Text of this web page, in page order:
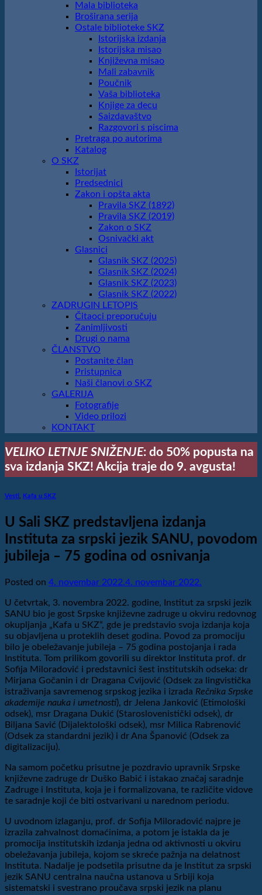
Mala biblioteka
Broširana serija
Ostale biblioteke SKZ
Istorijska izdanja
Istorijska misao
Književna misao
Mali zabavnik
Poučnik
Vaša biblioteka
Knjige za decu
Saizdavaštvo
Razgovori s piscima
Pretraga po autorima
Katalog
O SKZ
Istorijat
Predsednici
Zakon i opšta akta
Pravila SKZ (1892)
Pravila SKZ (2019)
Zakon o SKZ
Osnivački akt
Glasnici
Glasnik SKZ (2025)
Glasnik SKZ (2024)
Glasnik SKZ (2023)
Glasnik SKZ (2022)
ZADRUGIN LETOPIS
Čitaoci preporučuju
Zanimljivosti
Drugi o nama
ČLANSTVO
Postanite član
Pristupnica
Naši članovi o SKZ
GALERIJA
Fotografije
Video prilozi
KONTAKT
VELIKO LETNJE SNIŽENJE: do 50% popusta na
sva izdanja SKZ! Akcija traje do 9. avgusta!
Vesti Kafa u SKZ
U Sali SKZ predstavljena izdanja
Instituta za srpski jezik SANU, povodom
jubileja ‒ 75 godina od osnivanja
Posted on 4. novembar 2022.4. novembar 2022.
U četvrtak, 3. novembra 2022. godine, Institut za srpski jezik
SANU bio je gost Srpske književne zadruge u okviru redovnog
okupljanja „Kafa u SKZ“, gde je predstavio svoja izdanja koja
su objavljena u proteklih deset godina. Povod za promociju
bilo je obeležavanje jubileja – 75 godina postojanja i rada
Instituta. Tom prilikom govorili su direktor Instituta prof. dr
Sofija Miloradović i predstavnici šest institutskih odseka: dr
Mirjana Gočanin i dr Dragana Cvijović (Odsek za lingvistička
istraživanja savremenog srpskog jezika i izrada Rečnika Srpske
akademije nauka i umetnosti), dr Jelena Janković (Etimološki
odsek), msr Dragana Dukić (Staroslovenistički odsek), dr
Biljana Savić (Dijalektološki odsek), msr Milica Rabrenović
(Odsek za standardni jezik) i dr Ana Španović (Odsek za
digitalizaciju).
Na samom početku prisutne je pozdravio upravnik Srpske
književne zadruge dr Duško Babić i istakao značaj saradnje
Zadruge i Instituta, koja je i formalizovana, te različite vidove
te saradnje koji će biti ostvarivani u narednom periodu.
U uvodnom izlaganju, prof. dr Sofija Miloradović najpre je
izrazila zahvalnost domaćinima, a potom je istakla da je
promocija institutskih izdanja jedna od aktivnosti u okviru
obeležavanja jubileja, kojom se skreće pažnja na delatnost
Instituta. Nadalje je podsetila prisutne da je Institut za srpski
jezik SANU centralna naučna ustanova u Srbiji koja
sistematski i svestrano proučava srpski jezik na planu